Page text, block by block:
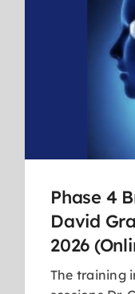
Phase 4
David
2026
The training